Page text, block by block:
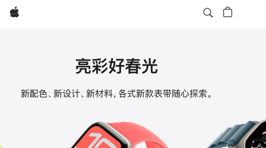
Apple
Apple
亮彩好春光
新配色、新设计、新材料，各式新款表带随心探索。